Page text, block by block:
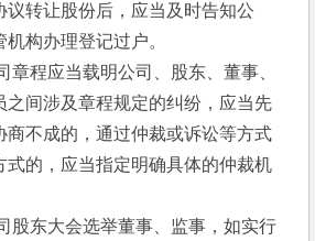
议转让股份后，应当及时告知公
构办理登记过户。
应当载明公司、股东、董事、
之间涉及章程规定的纠纷，应当先
商不成的，通过仲裁或诉讼等方式
式的，应当指定明确具体的仲裁机
大会选举董事、监事，如实行